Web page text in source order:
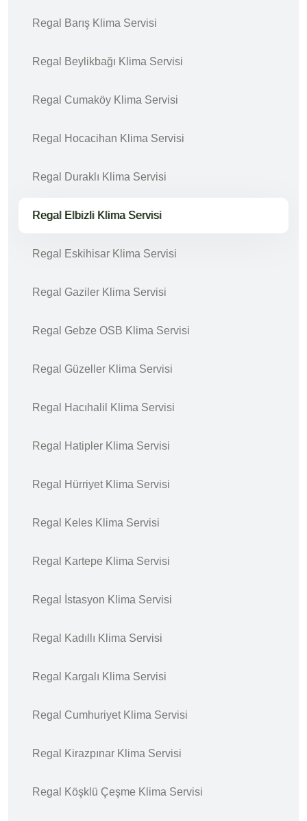
Regal Barış Klima Servisi
Regal Beylikbağı Klima Servisi
Regal Cumaköy Klima Servisi
Regal Hocacihan Klima Servisi
Regal Duraklı Klima Servisi
Regal Elbizli Klima Servisi
Regal Eskihisar Klima Servisi
Regal Gaziler Klima Servisi
Regal Gebze OSB Klima Servisi
Regal Güzeller Klima Servisi
Regal Hacıhalil Klima Servisi
Regal Hatipler Klima Servisi
Regal Hürriyet Klima Servisi
Regal Keles Klima Servisi
Regal Kartepe Klima Servisi
Regal İstasyon Klima Servisi
Regal Kadıllı Klima Servisi
Regal Kargalı Klima Servisi
Regal Cumhuriyet Klima Servisi
Regal Kirazpınar Klima Servisi
Regal Köşklü Çeşme Klima Servisi